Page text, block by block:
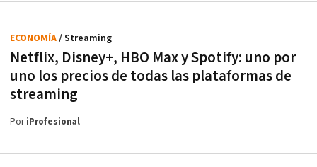
Netflix, Disney+, HBO Max y Spotify: uno por
uno los precios de todas las plataformas de
streaming
ECONOMÍA/ Streaming
PoriProfesional